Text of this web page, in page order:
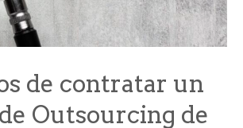
de contratar un
Outsourcing de